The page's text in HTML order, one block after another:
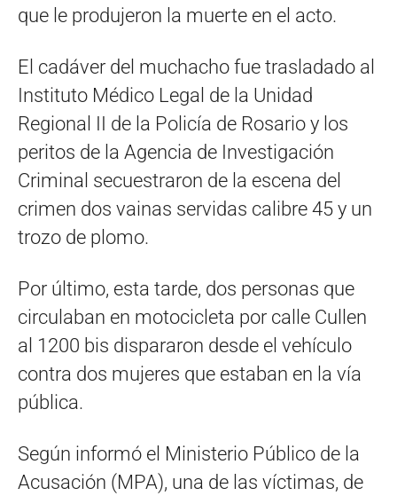
que le produjeron la muerte en el acto.
El cadáver del muchacho fue trasladado al
Instituto Médico Legal de la Unidad
Regional II de la Policía de Rosario y los
peritos de la Agencia de Investigación
Criminal secuestraron de la escena del
crimen dos vainas servidas calibre 45 y un
trozo de plomo.
Por último, esta tarde, dos personas que
circulaban en motocicleta por calle Cullen
al 1200 bis dispararon desde el vehículo
contra dos mujeres que estaban en la vía
pública.
Según informó el Ministerio Público de la
Acusación (MPA), una de las víctimas, de